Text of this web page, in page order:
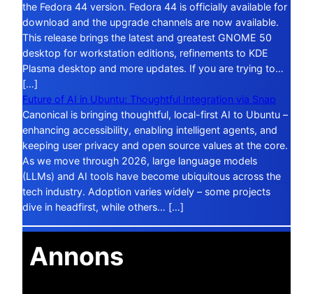
the Fedora 44 version. Fedora 44 is officially available for
download and the upgrade channels are now available.
This release brings the latest and greatest GNOME 50
desktop for workstation editions, refinements to KDE
Plasma desktop and more updates. If you are trying to…
[…]
Future of AI in Ubuntu: Thoughtful Integration via Snap
Canonical is bringing thoughtful, local-first AI to Ubuntu –
enhancing accessibility, enabling intelligent agents, and
keeping user privacy and open source values at the core.
As we move through 2026, large language models
(LLMs) and AI tools have become ubiquitous across the
tech industry. Adoption varies widely – some projects
dive in headfirst, while others… […]
Annons